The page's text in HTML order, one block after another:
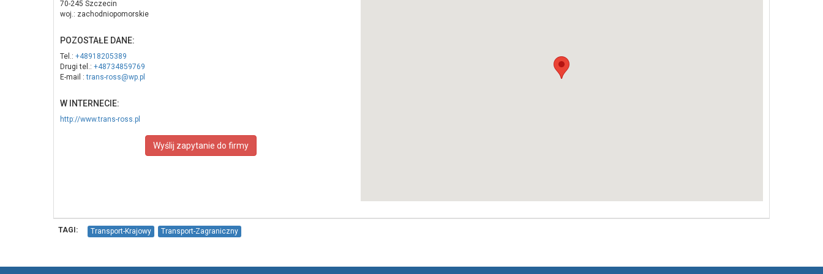
70-245 Szczecin
woj.: zachodniopomorskie
POZOSTAŁE DANE:
Tel.: +48918205389
Drugi tel.: +48734859769
E-mail :trans-ross@wp.pl
W INTERNECIE:
http://www.trans-ross.pl
Wyślij zapytanie do firmy
TAGI: Transport-Krajowy Transport-Zagraniczny